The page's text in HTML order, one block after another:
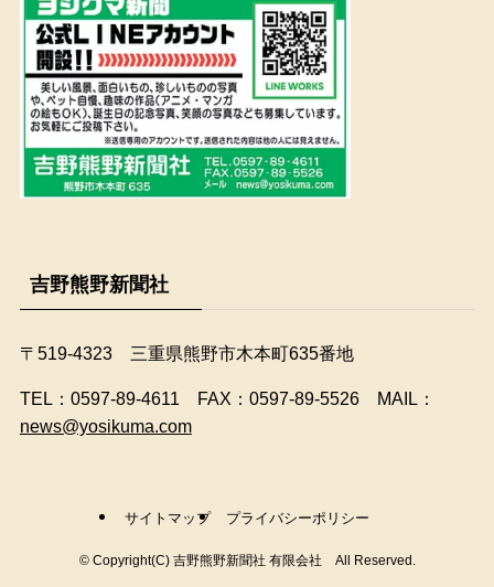
吉野熊野新聞社
〒519-4323 三重県熊野市木本町635番地
​TEL：0597-89-4611 FAX：0597-89-5526 MAIL：
news@yosikuma.com
サイトマップ プライバシーポリシー
©Copyright(C) 吉野熊野新聞社 有限会社 All Reserved.